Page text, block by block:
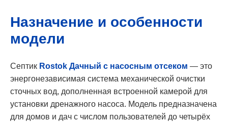
Назначение и особенности
модели
Септик Rostok Дачный с насосным отсеком — это
энергонезависимая система механической очистки
сточных вод, дополненная встроенной камерой для
установки дренажного насоса. Модель предназначена
для домов и дач с числом пользователей до четырёх